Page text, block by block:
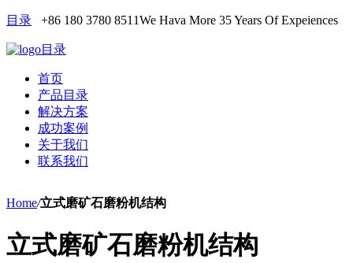
目录 +86 180 3780 8511We Hava More 35 Years Of Expeiences
目录
首页
产品目录
解决方案
成功案例
关于我们
联系我们
Home/立式磨矿石磨粉机结构
立式磨矿石磨粉机结构